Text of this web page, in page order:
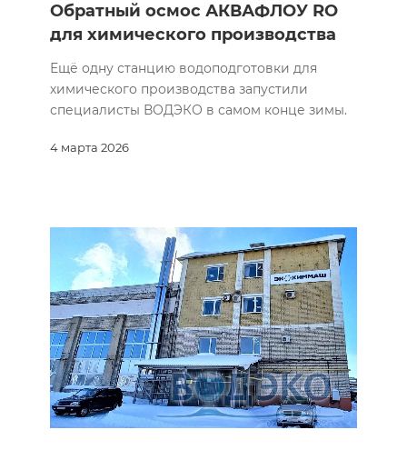
4 марта 2026
Обратный осмос АКВАФЛОУ RO
для химического производства
Ещё одну станцию водоподготовки для
химического производства запустили
специалисты ВОДЭКО в самом конце зимы.